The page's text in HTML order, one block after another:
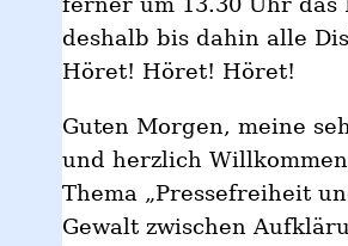
deshalb bis dahin alle
Höret! Höret! Höret!
Guten Morgen, meine
und herzlich
Thema „Pressefreiheit
Gewalt zwischen